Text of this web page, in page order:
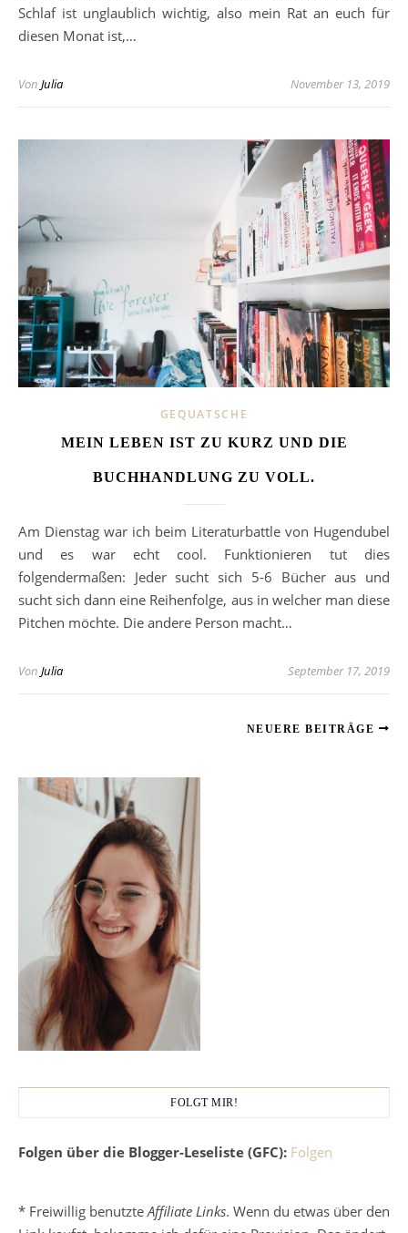
Schlaf ist unglaublich wichtig, also mein Rat an euch für
diesen Monat ist,…
Von Julia November 13, 2019
GEQUATSCHE
MEIN LEBEN IST ZU KURZ UND DIE
BUCHHANDLUNG ZU VOLL.
Am Dienstag war ich beim Literaturbattle von Hugendubel
und es war echt cool. Funktionieren tut dies
folgendermaßen: Jeder sucht sich 5-6 Bücher aus und
sucht sich dann eine Reihenfolge, aus in welcher man diese
Pitchen möchte. Die andere Person macht…
Von Julia September 17, 2019
NEUERE BEITRÄGE
FOLGT MIR!
Folgen über die Blogger-Leseliste (GFC): Folgen
* Freiwillig benutzte Affiliate Links. Wenn du etwas über den